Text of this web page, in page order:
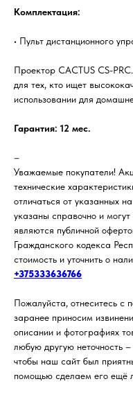
Комплектация:
• Пульт дистанционного
Проектор CACTUS CS-
для тех, кто ищет
использовании для
Гарантия: 12 мес.
–
Уважаемые покупатели!
технические
отличаться от указанных
указаны справочно и могут
являются публичной
Гражданского кодекса
стоимость и уточнить о
+375333636766
Пожалуйста, отнеситесь
заранее приносим
описании и фотографиях
любую другую неточность
чтобы наш сайт был
помощью сделаем его ещё